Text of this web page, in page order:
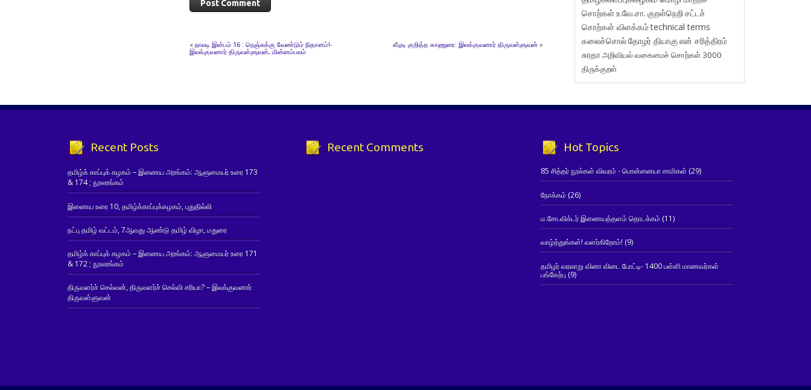
« நாலடி இன்பம் 16 : நெஞ்சுக்கு வேண்டும் நிதானம்!-
இலக்குவனார் திருவள்ளுவன், மின்னம்பலம்
கீழடி குறித்த காணுரை: இலக்குவனார் திருவள்ளுவன் »
சொற்கள்உ.வே.சா. குறள்நெறி சட்டச்
சொற்கள் விளக்கம்technical terms
கலைச்சொல்தோழர் தியாகுஎன் சரித்திரம்
சுரதாஅறிவியல் வகைமைச் சொற்கள் 3000
திருக்குறள்
Recent Posts
தமிழ்க் காப்புக் கழகம் – இணைய அரங்கம்: ஆளுமையர் உரை 173
& 174 ; நூலரங்கம்
இணைய உரை 10, தமிழ்க்காப்புக்கழகம், புதுதில்லி
நட்பு தமிழ் வட்டம், 7ஆவது ஆண்டு தமிழ் விழா, மதுரை
தமிழ்க் காப்புக் கழகம் – இணைய அரங்கம்: ஆளுமையர் உரை 171
& 172 ; நூலரங்கம்
திருவளர்ச் செல்வன், திருவளர்ச் செல்வி சரியா? – இலக்குவனார்
திருவள்ளுவன்
Recent Comments Hot Topics
85 சித்தர் நூல்கள் விவரம் - பொன்னையா சாமிகள் (29)
நோக்கம் (26)
ம.சோ.விக்டர் இணையத்தளம் தொடக்கம் (11)
வாழ்த்துங்கள்! வளர்கிறோம்! (9)
தமிழர் வரலாறு வினா விடை போட்டி- 1400 பள்ளி மாணவர்கள்
பங்கேற்பு(9)